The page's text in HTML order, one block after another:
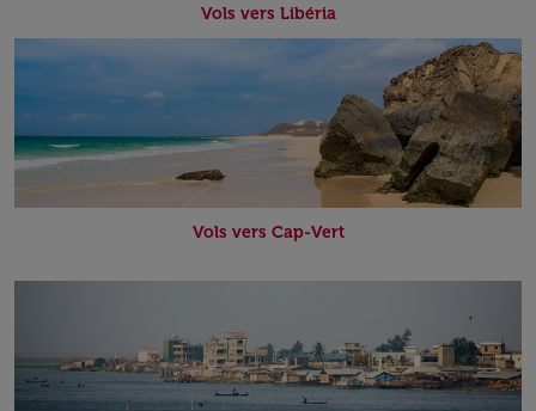
Vols vers Libéria
Vols vers Cap-Vert